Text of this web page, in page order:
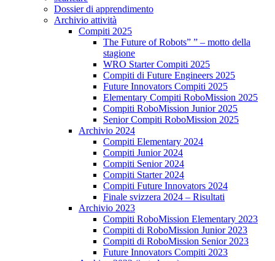
Dossier di apprendimento
Archivio attività
Compiti 2025
The Future of Robots” ” – motto della
stagione
WRO Starter Compiti 2025
Compiti di Future Engineers 2025
Future Innovators Compiti 2025
Elementary Compiti RoboMission 2025
Compiti RoboMission Junior 2025
Senior Compiti RoboMission 2025
Archivio 2024
Compiti Elementary 2024
Compiti Junior 2024
Compiti Senior 2024
Compiti Starter 2024
Compiti Future Innovators 2024
Finale svizzera 2024 – Risultati
Archivio 2023
Compiti RoboMission Elementary 2023
Compiti di RoboMission Junior 2023
Compiti di RoboMission Senior 2023
Future Innovators Compiti 2023